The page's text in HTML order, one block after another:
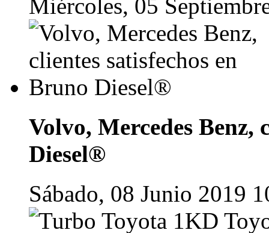
Miércoles, 05
Volvo, Mercedes Benz,
Diesel®
Sábado, 08 Junio 2019